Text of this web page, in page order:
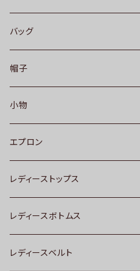
バッグ
帽子
小物
エプロン
レディーストップス
レディースボトムス
レディースベルト